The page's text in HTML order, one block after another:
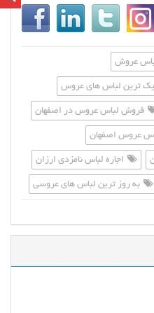
عروش
ترین لباس های عروس
فروش لباس عروس در اصفهان
عروس اصفهان
اجاره لباس نامزدی ارزان
به روز ترین لباس های عروسی